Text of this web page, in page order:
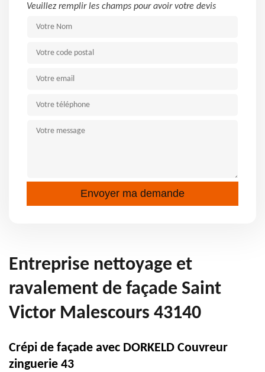
Veuillez remplir les champs pour avoir votre devis
Entreprise nettoyage et
ravalement de façade Saint
Victor Malescours 43140
Crépi de façade avec DORKELD Couvreur
zinguerie 43